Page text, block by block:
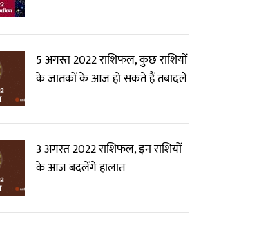
5 अगस्त 2022 राशिफल, कुछ राशियों
के जातकों के आज हो सकते हैं तबादले
3 अगस्त 2022 राशिफल, इन राशियों
के आज बदलेंगे हालात